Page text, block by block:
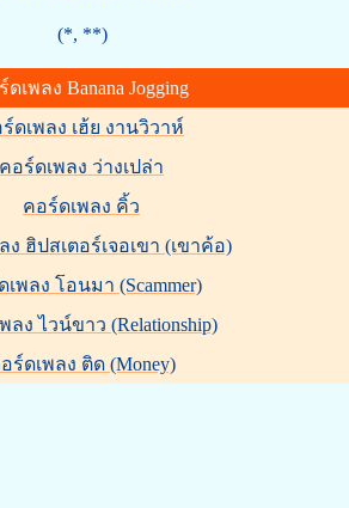
(*, **)
ดเพลง Banana Jogging
ดเพลง เฮ้ย งานวิวาห์
คอร์ดเพลง ว่างเปล่า
คอร์ดเพลง คิ้ว
ง ฮิปสเตอร์เจอเขา (เขาค้อ)
เพลง โอนมา (Scammer)
ลง ไวน์ขาว (Relationship)
ร์ดเพลง ติด (Money)